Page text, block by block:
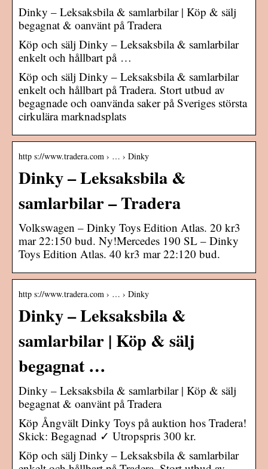
Dinky – Leksaksbila & samlarbilar | Köp & sälj
begagnat & oanvänt på Tradera
Köp och sälj Dinky – Leksaksbila & samlarbilar
enkelt och hållbart på …
Köp och sälj Dinky – Leksaksbila & samlarbilar
enkelt och hållbart på Tradera. Stort utbud av
begagnade och oanvända saker på Sveriges största
cirkulära marknadsplats
http s://www.tradera.com › … › Dinky
Dinky – Leksaksbila &
samlarbilar – Tradera
Volkswagen – Dinky Toys Edition Atlas. 20 kr3
mar 22:150 bud. Ny!Mercedes 190 SL – Dinky
Toys Edition Atlas. 40 kr3 mar 22:120 bud.
http s://www.tradera.com › … › Dinky
Dinky – Leksaksbila &
samlarbilar | Köp & sälj
begagnat …
Dinky – Leksaksbila & samlarbilar | Köp & sälj
begagnat & oanvänt på Tradera
Köp Ångvält Dinky Toys på auktion hos Tradera!
Skick: Begagnad ✓ Utropspris 300 kr.
Köp och sälj Dinky – Leksaksbila & samlarbilar